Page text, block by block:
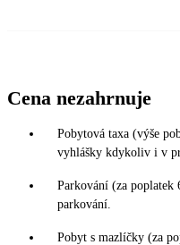
Cena nezahrnuje
Pobytová taxa (výše
vyhlášky kdykoliv i v
Parkování (za poplatek
parkování.
Pobyt s mazlíčky (za